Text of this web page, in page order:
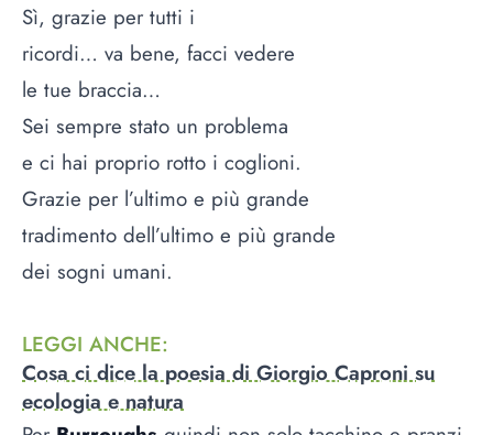
Sì, grazie per tutti i
ricordi… va bene, facci vedere
le tue braccia…
Sei sempre stato un problema
e ci hai proprio rotto i coglioni.
Grazie per l’ultimo e più grande
tradimento dell’ultimo e più grande
dei sogni umani.
LEGGI ANCHE:
Cosa ci dice la poesia di Giorgio Caproni su
ecologia e natura